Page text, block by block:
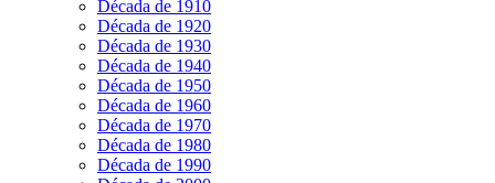
Década de 1910
Década de 1920
Década de 1930
Década de 1940
Década de 1950
Década de 1960
Década de 1970
Década de 1980
Década de 1990